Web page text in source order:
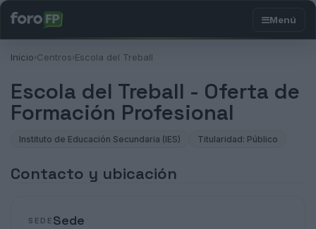
Inicio›Centros›Escola del Treball
Escola del Treball - Oferta de
Formación Profesional
Instituto de Educación Secundaria (IES) Titularidad: Público
Contacto y ubicación
SEDE Sede